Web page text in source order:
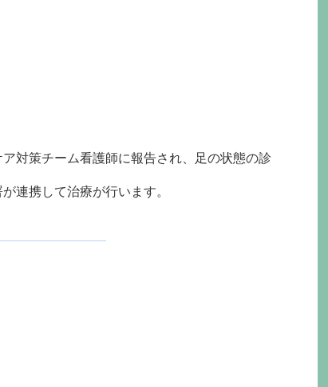
対策チーム看護師に報告され、足の状態の診
連携して治療が行います。